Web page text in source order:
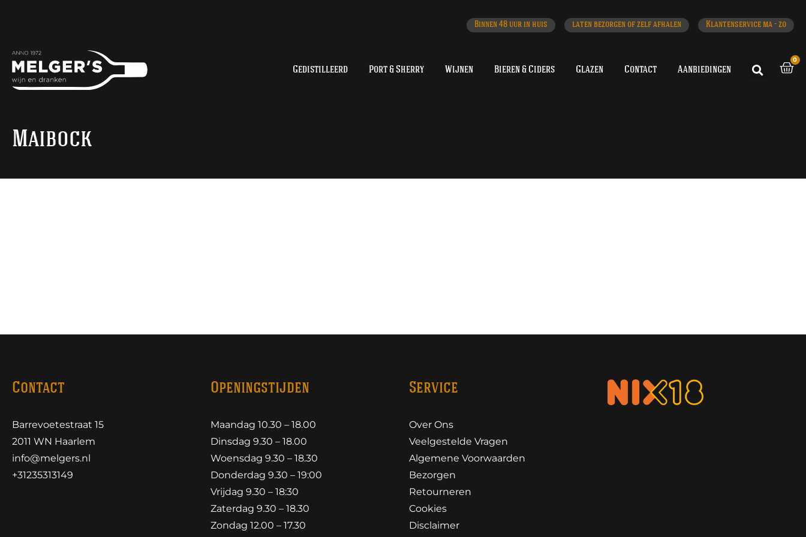
Binnen 48 uur in huis laten bezorgen of zelf afhalen Klantenservice ma - zo
Gedistilleerd Port & Sherry Wijnen Bieren & Ciders Glazen Contact Aanbiedingen
0
Maibock
Contact
Barrevoetestraat 15
2011 WN Haarlem
info@melgers.nl
+31235313149
Openingstijden
Maandag 10.30 – 18.00
Dinsdag 9.30 – 18.00
Woensdag 9.30 – 18.30
Donderdag 9.30 – 19:00
Vrijdag 9.30 – 18:30
Zaterdag 9.30 – 18.30
Zondag 12.00 – 17.30
Service
Over Ons
Veelgestelde Vragen
Algemene Voorwaarden
Bezorgen
Retourneren
Cookies
Disclaimer